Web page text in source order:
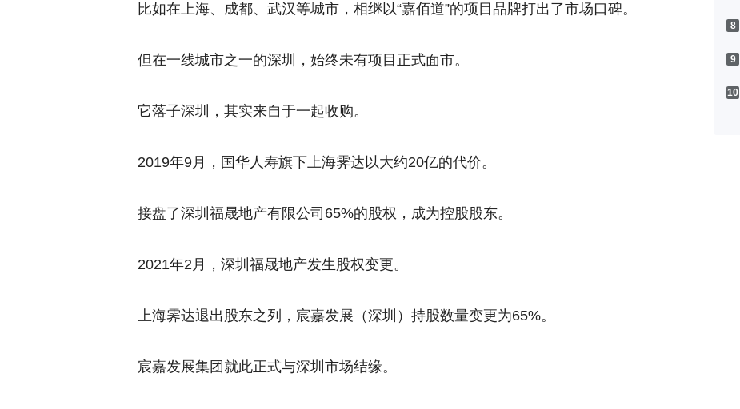
8
9
10
比如在上海、成都、武汉等城市，相继以“嘉佰道”的项目品牌打出了市场口碑。
但在一线城市之一的深圳，始终未有项目正式面市。
它落子深圳，其实来自于一起收购。
2019年9月，国华人寿旗下上海霁达以大约20亿的代价。
接盘了深圳福晟地产有限公司65%的股权，成为控股股东。
2021年2月，深圳福晟地产发生股权变更。
上海霁达退出股东之列，宸嘉发展（深圳）持股数量变更为65%。
宸嘉发展集团就此正式与深圳市场结缘。